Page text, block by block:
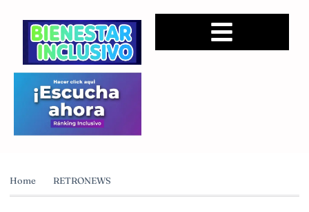
Home RETRONEWS